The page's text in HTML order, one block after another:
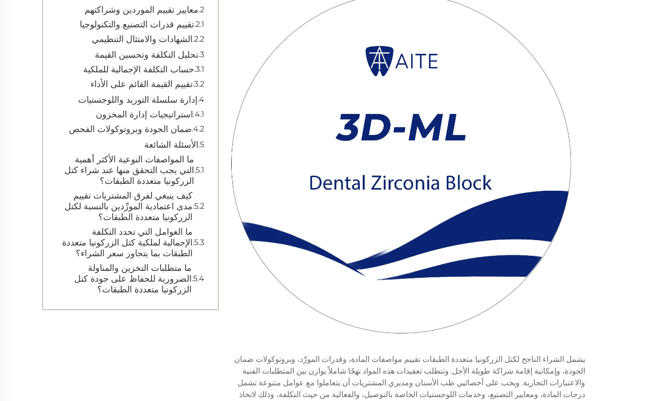
يشمل الشراء الناجح لكتل الزركونيا متعددة الطبقات تقييم مواصفات المادة، وقدرات المورِّد، وبروتوكولات ضمان
الجودة، وإمكانية إقامة شراكة طويلة الأجل. وتتطلب تعقيدات هذه المواد نهجًا شاملاً يوازن بين المتطلبات الفنية
والاعتبارات التجارية. ويجب على أخصائيي طب الأسنان ومديري المشتريات أن يتعاملوا مع عوامل متنوعة تشمل
درجات المادة، ومعايير التصنيع، وخدمات اللوجستيات الخاصة بالتوصيل، والفعالية من حيث التكلفة، وذلك لاتخاذ
معايير تقييم الموردين وشراكتهم
تقييم قدرات التصنيع والتكنولوجيا
الشهادات والامتثال التنظيمي
تحليل التكلفة وتحسين القيمة
حساب التكلفة الإجمالية للملكية
تقييم القيمة القائم على الأداء
إدارة سلسلة التوريد واللوجستيات
استراتيجيات إدارة المخزون
ضمان الجودة وبروتوكولات الفحص
الأسئلة الشائعة
ما المواصفات النوعية الأكثر أهمية
التي يجب التحقق منها عند شراء كتل
الزركونيا متعددة الطبقات؟
كيف ينبغي لفرق المشتريات تقييم
مدى اعتمادية المورِّدين بالنسبة لكتل
الزركونيا متعددة الطبقات؟
ما العوامل التي تحدد التكلفة
الإجمالية لملكية كتل الزركونيا متعددة
الطبقات بما يتجاوز سعر الشراء؟
ما متطلبات التخزين والمناولة
الضرورية للحفاظ على جودة كتل
الزركونيا متعددة الطبقات؟